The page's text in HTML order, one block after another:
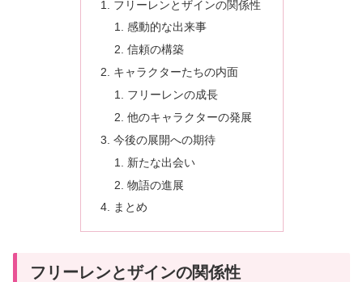
フリーレンとザインの関係性
感動的な出来事
信頼の構築
キャラクターたちの内面
フリーレンの成長
他のキャラクターの発展
今後の展開への期待
新たな出会い
物語の進展
まとめ
フリーレンとザインの関係性